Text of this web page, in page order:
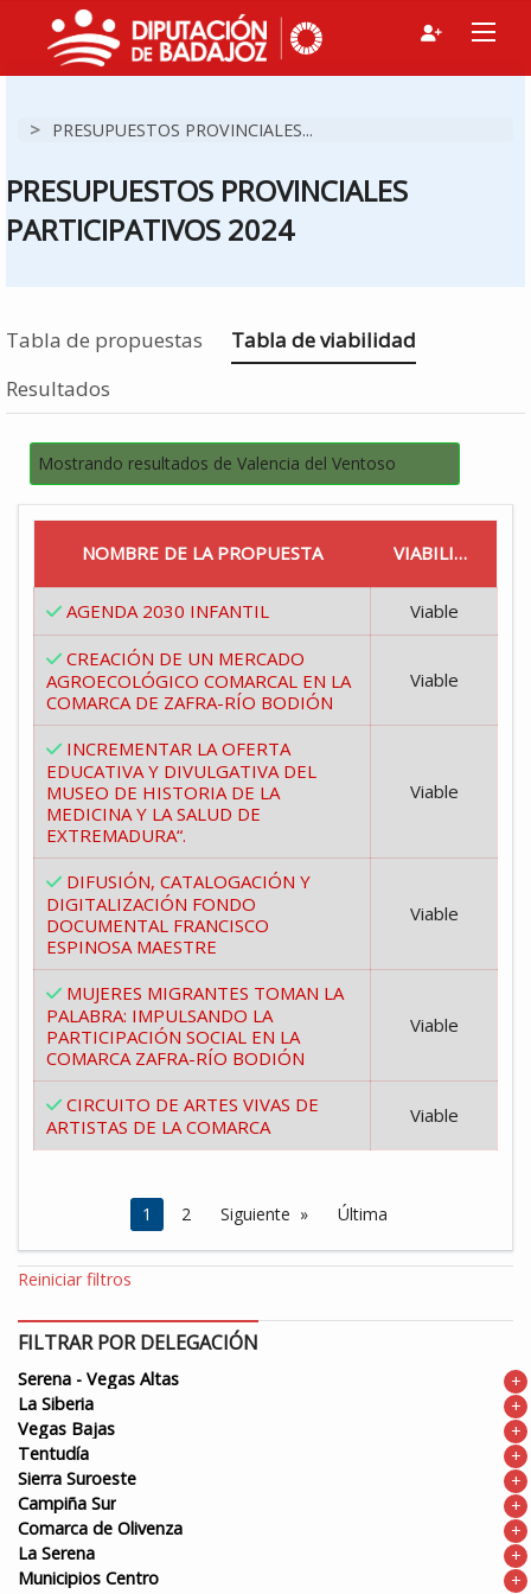
> PRESUPUESTOS PROVINCIALES...
PRESUPUESTOS PROVINCIALES
PARTICIPATIVOS 2024
Tabla de propuestas Estás en
Tabla de viabilidad
Resultados
Mostrando resultados de Valencia del Ventoso
NOMBRE DE LA PROPUESTA VIABILIDAD
AGENDA 2030 INFANTIL
Viable
CREACIÓN DE UN MERCADO
AGROECOLÓGICO COMARCAL EN LA
COMARCA DE ZAFRA-RÍO BODIÓN
Viable
INCREMENTAR LA OFERTA
EDUCATIVA Y DIVULGATIVA DEL
MUSEO DE HISTORIA DE LA
MEDICINA Y LA SALUD DE
EXTREMADURA“.
Viable
DIFUSIÓN, CATALOGACIÓN Y
DIGITALIZACIÓN FONDO
DOCUMENTAL FRANCISCO
ESPINOSA MAESTRE
Viable
MUJERES MIGRANTES TOMAN LA
PALABRA: IMPULSANDO LA
PARTICIPACIÓN SOCIAL EN LA
COMARCA ZAFRA-RÍO BODIÓN
Viable
CIRCUITO DE ARTES VIVAS DE
ARTISTAS DE LA COMARCA
Viable
Estás en la página
1 2 Siguiente Última
Reiniciar filtros
FILTRAR POR DELEGACIÓN